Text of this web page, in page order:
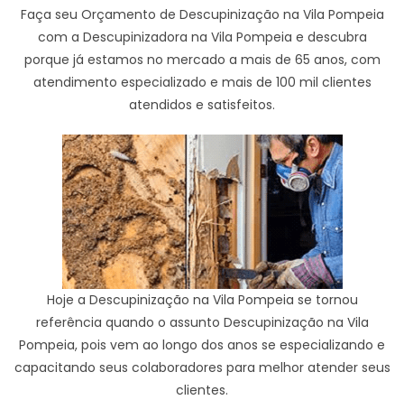
Faça seu Orçamento de Descupinização na Vila Pompeia
com a Descupinizadora na Vila Pompeia e descubra
porque já estamos no mercado a mais de 65 anos, com
atendimento especializado e mais de 100 mil clientes
atendidos e satisfeitos.
Hoje a Descupinização na Vila Pompeia se tornou
referência quando o assunto Descupinização na Vila
Pompeia, pois vem ao longo dos anos se especializando e
capacitando seus colaboradores para melhor atender seus
clientes.